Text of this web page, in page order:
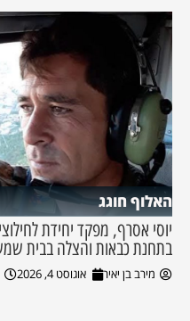
האלוף חוגג
יוסי אסרף, מפקד יחידת
בתחנת כבאות והצלה בבית
מירב בן יאיר אוגוסט 4, 2026